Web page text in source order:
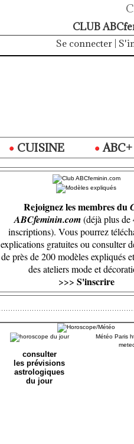
CLUB
Se connecter
CUISINE
ABC+
Rejoignez les membres du
ABCfeminin.com(déjà plus de
inscriptions). Vous pourrez
explications gratuites ou consulter
de près de 200 modèles expliqués
des ateliers mode et
>>> S'inscrire
consulter
les prévisions
astrologiques
du jour
Météo Paris